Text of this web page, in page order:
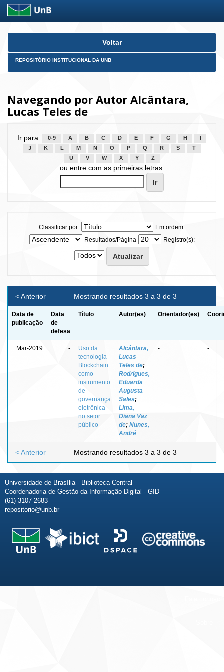
Skip
Voltar
REPOSITÓRIO INSTITUCIONAL DA UNB
Navegando por Autor Alcântara,
Lucas Teles de
Ir para: 0-9 A B C D E F G H
J
K L M N O P Q R S
T
U
V W X Y Z
ou entre com as primeiras letras:
Classificar por:
Em ordem:
Resultados/Página
Registro(s):
Mostrando resultados 3 a 3 de 3
< Anterior
Data de
publicação
Data
de
defesa
Título Autor(es) Orientador(es)
Mar-2019 -
Uso da
tecnologia
Blockchain
como
instrumento
de
governança
eletrônica
no setor
público
Alcântara,
Lucas
Teles de;
Rodrigues,
Eduarda
Augusta
Sales;
Lima,
Diana Vaz
de; Nunes,
André
- -
Mostrando resultados 3 a 3 de 3
< Anterior
Universidade de Brasília - Biblioteca Central
Coordenadoria de Gestão da Informação Digital - GID
(61) 3107-2683
repositorio@unb.br